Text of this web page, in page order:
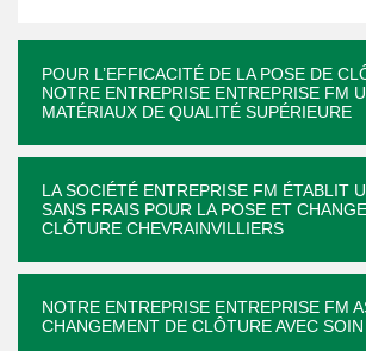
POUR L’EFFICACITÉ DE LA POSE DE
NOTRE ENTREPRISE ENTREPRISE FM
MATÉRIAUX DE QUALITÉ SUPÉRIEURE
LA SOCIÉTÉ ENTREPRISE FM ÉTABLIT
SANS FRAIS POUR LA POSE ET
CLÔTURE CHEVRAINVILLIERS
NOTRE ENTREPRISE ENTREPRISE FM
CHANGEMENT DE CLÔTURE AVEC SOIN